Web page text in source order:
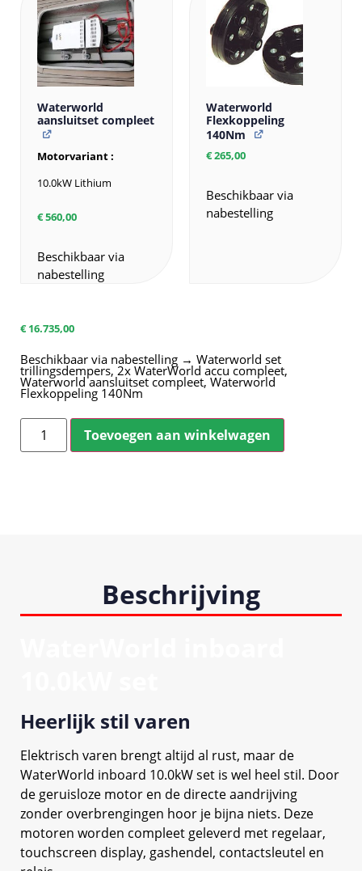
Waterworld
aansluitset compleet
Motorvariant
10.0kW Lithium
€560,00
Beschikbaar via
nabestelling
Waterworld
Flexkoppeling
140Nm
€265,00
Beschikbaar via
nabestelling
€16.735,00
Beschikbaar via nabestelling → Waterworld set
trillingsdempers, 2x WaterWorld accu compleet,
Waterworld aansluitset compleet, Waterworld
Flexkoppeling 140Nm
Toevoegen aan winkelwagen
Beschrijving
Heerlijk stil varen
Elektrisch varen brengt altijd al rust, maar de
WaterWorld inboard 10.0kW set is wel heel stil. Door
de geruisloze motor en de directe aandrijving
zonder overbrengingen hoor je bijna niets. Deze
motoren worden compleet geleverd met regelaar,
touchscreen display, gashendel, contactsleutel en